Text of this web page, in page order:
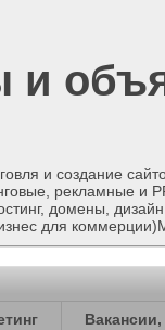
и
и создание
рекламные и
домены,
Бизнес для